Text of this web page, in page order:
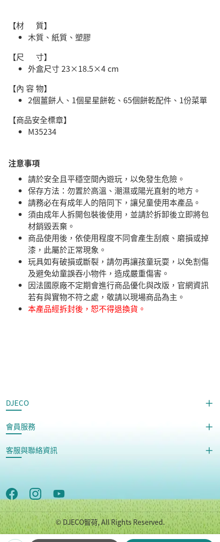
【材 質】
木質、紙質、塑膠
【尺 寸】
外盒尺寸 23×18.5×4 cm
【內 容 物】
2個薑餅人、1個星星餅乾、65個餅乾配件、1份菜單
【商品安全標章】
M35234
注意事項
請於安全且平穩空間內遊玩，以免發生危險。
​保存方法：勿置於高溫、潮濕或陽光直射的地方。
請務必在有成年人的陪同下，讓兒童使用本產品。
須由成年人拆開包裝後使用，並請於拆卸後立即將包
材銷毀丟棄。
商品使用後，依使用程度不同會產生刮痕、磨損或掉
漆，此屬於正常現象。
玩具如有破損或斷裂，請勿再讓孩童玩耍，以免割傷
及避免幼童誤吞小物件，造成嚴重傷害。
因法國原廠不定期會進行商品優化與改版，官網資訊
若有與實物不符之處，敬請以現場商品為主。
本產品經拆封後，恕不得退換貨。
DJECO
會員服務
客服與聯絡資訊
© DJECO智荷, All Rights Reserved.
Copyright © 世潮企業股份有限公司 All Rights Reserved.